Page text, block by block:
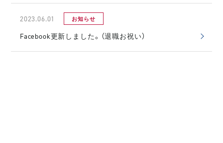
2023.06.01 お知らせ
Facebook更新しました。（退職お祝い）